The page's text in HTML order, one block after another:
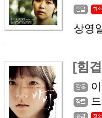
상영
[힘